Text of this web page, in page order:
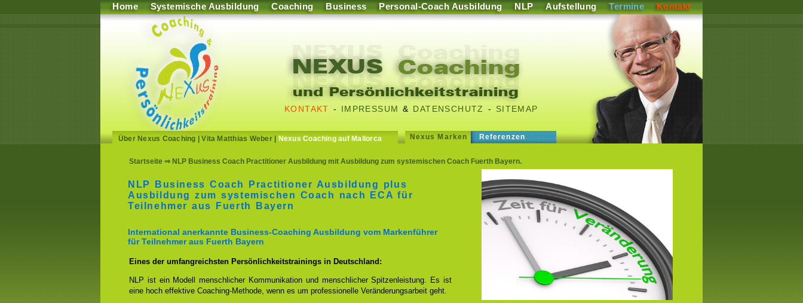
Home Systemische Ausbildung Coaching Business Personal-Coach Ausbildung NLP Aufstellung Termine Kontakt
KONTAKT - IMPRESSUM & DATENSCHUTZ - SITEMAP
Über Nexus Coaching |Vita Matthias Weber| Nexus Coaching auf Mallorca Nexus Marken Referenzen
Startseite ⇒ NLP Business Coach Practitioner Ausbildung mit Ausbildung zum systemischen Coach Fuerth Bayern.
NLP Business Coach Practitioner Ausbildung plus
Ausbildung zum systemischen Coach nach ECA für
Teilnehmer aus Fuerth Bayern
International anerkannte Business-Coaching Ausbildung vom Markenführer
für Teilnehmer aus Fuerth Bayern
Eines der umfangreichsten Persönlichkeitstrainings in Deutschland:
NLP ist ein Modell menschlicher Kommunikation und menschlicher Spitzenleistung. Es ist
eine hoch effektive Coaching-Methode, wenn es um professionelle Veränderungsarbeit geht.